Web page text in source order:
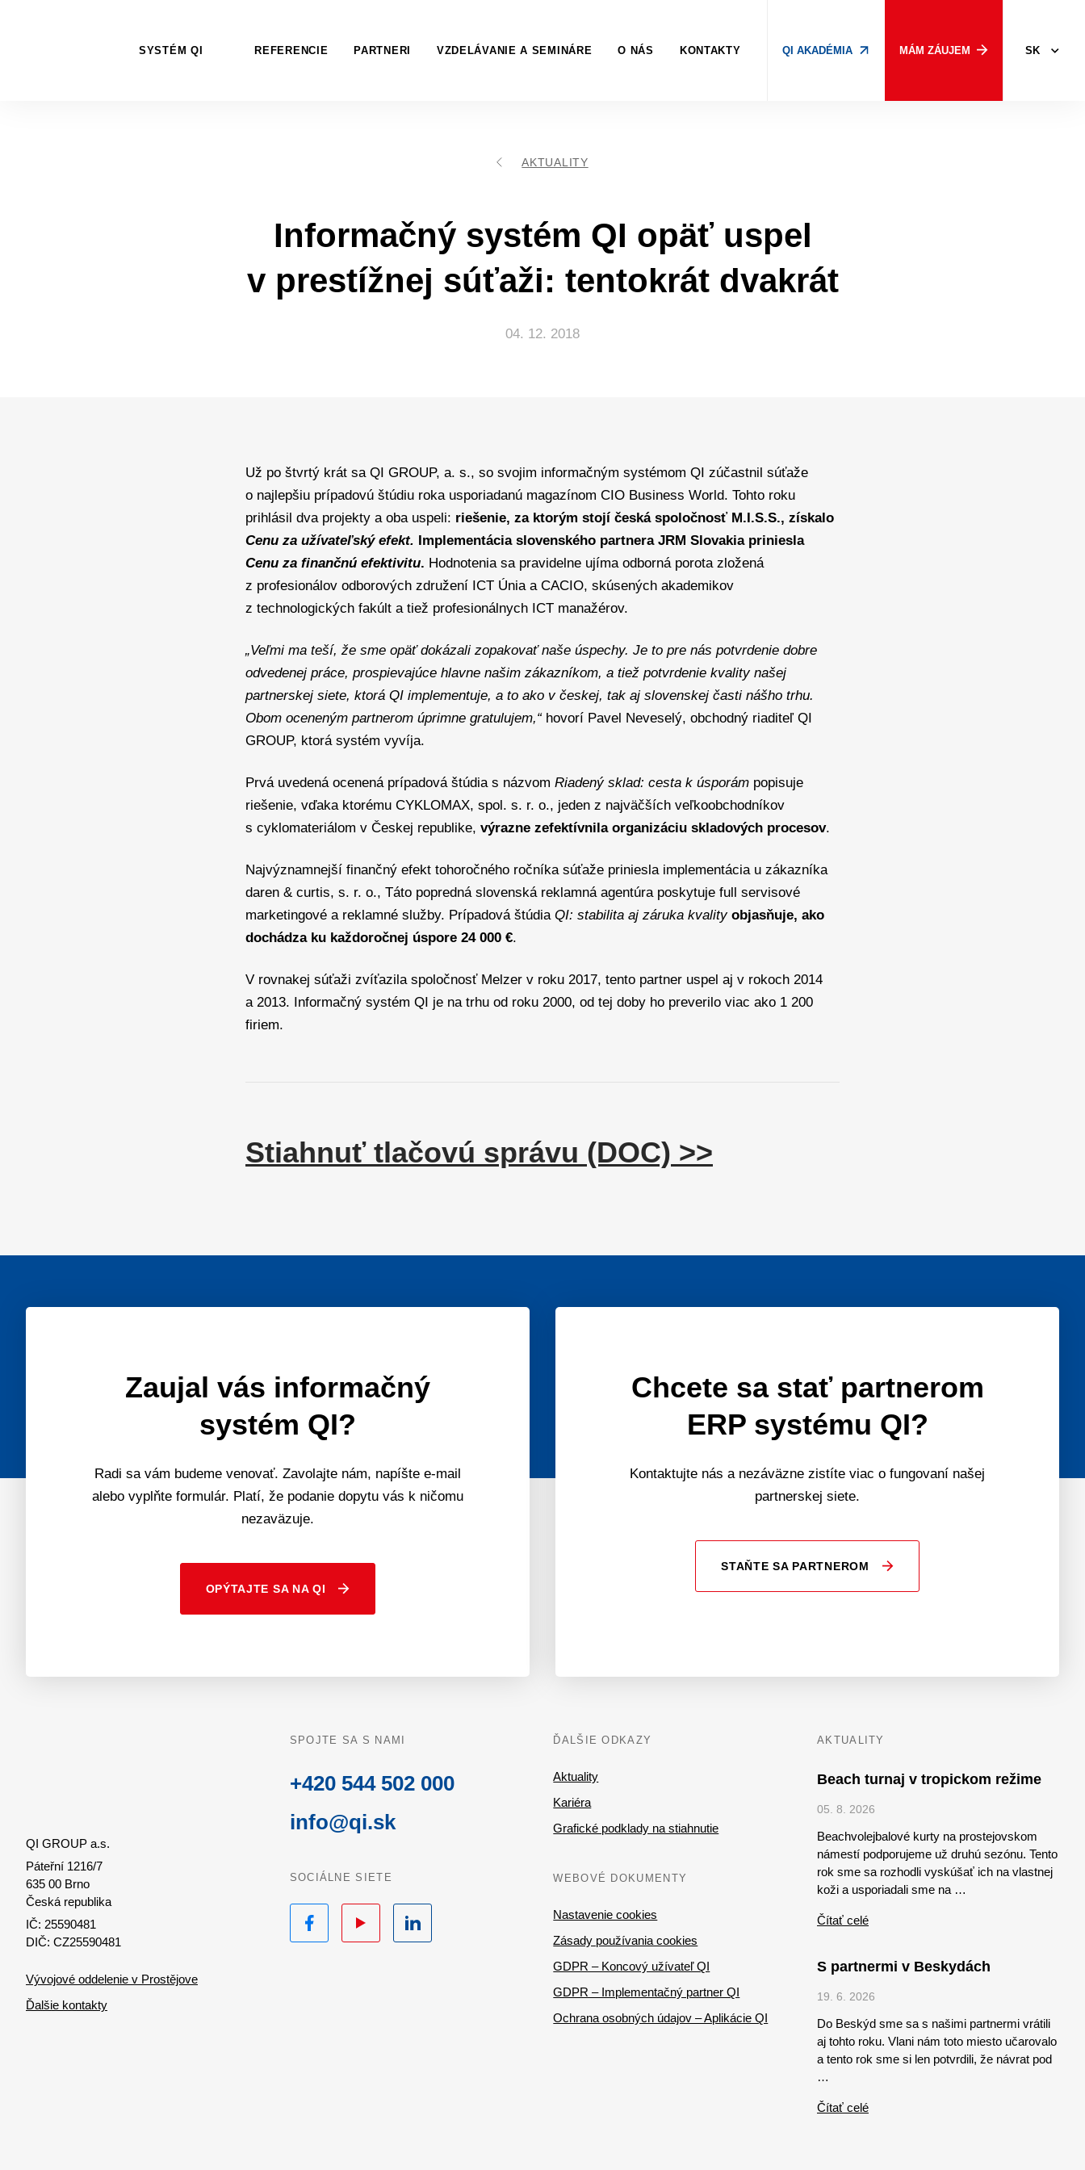
SYSTÉM QI REFERENCIE PARTNERI VZDELÁVANIE A SEMINÁRE O NÁS KONTAKTY QI AKADÉMIA MÁM ZÁUJEM SK
AKTUALITY
Informačný systém QI opäť uspel
v prestížnej súťaži: tentokrát dvakrát
04. 12. 2018
Už po štvrtý krát sa QI GROUP, a. s., so svojim informačným systémom QI zúčastnil súťaže
o najlepšiu prípadovú štúdiu roka usporiadanú magazínom CIO Business World. Tohto roku
prihlásil dva projekty a oba uspeli: riešenie, za ktorým stojí česká spoločnosť M.I.S.S., získalo
Cenu za užívateľský efekt. Implementácia slovenského partnera JRM Slovakia priniesla
Cenu za finančnú efektivitu. Hodnotenia sa pravidelne ujíma odborná porota zložená
z profesionálov odborových združení ICT Únia a CACIO, skúsených akademikov
z technologických fakúlt a tiež profesionálnych ICT manažérov.
„Veľmi ma teší, že sme opäť dokázali zopakovať naše úspechy. Je to pre nás potvrdenie dobre
odvedenej práce, prospievajúce hlavne našim zákazníkom, a tiež potvrdenie kvality našej
partnerskej siete, ktorá QI implementuje, a to ako v českej, tak aj slovenskej časti nášho trhu.
Obom oceneným partnerom úprimne gratulujem,“ hovorí Pavel Neveselý, obchodný riaditeľ QI
GROUP, ktorá systém vyvíja.
Prvá uvedená ocenená prípadová štúdia s názvom Riadený sklad: cesta k úsporám popisuje
riešenie, vďaka ktorému CYKLOMAX, spol. s. r. o., jeden z najväčších veľkoobchodníkov
s cyklomateriálom v Českej republike, výrazne zefektívnila organizáciu skladových procesov.
Najvýznamnejší finančný efekt tohoročného ročníka súťaže priniesla implementácia u zákazníka
daren & curtis, s. r. o., Táto popredná slovenská reklamná agentúra poskytuje full servisové
marketingové a reklamné služby. Prípadová štúdia QI: stabilita aj záruka kvality objasňuje, ako
dochádza ku každoročnej úspore 24 000 €.
V rovnakej súťaži zvíťazila spoločnosť Melzer v roku 2017, tento partner uspel aj v rokoch 2014
a 2013. Informačný systém QI je na trhu od roku 2000, od tej doby ho preverilo viac ako 1 200
firiem.
Stiahnuť tlačovú správu (DOC) >>
Zaujal vás informačný
systém QI?
Radi sa vám budeme venovať. Zavolajte nám, napíšte e-mail
alebo vyplňte formulár. Platí, že podanie dopytu vás k ničomu
nezaväzuje.
OPÝTAJTE SA NA QI
Chcete sa stať partnerom
ERP systému QI?
Kontaktujte nás a nezáväzne zistíte viac o fungovaní našej
partnerskej siete.
STAŇTE SA PARTNEROM
QI GROUP a.s.
Páteřní 1216/7
635 00 Brno
Česká republika
IČ: 25590481
DIČ: CZ25590481
Vývojové oddelenie v Prostějove
Ďalšie kontakty
SPOJTE SA S NAMI
+420 544 502 000
info@qi.sk
SOCIÁLNE SIETE
Facebook LinkedIn
ĎALŠIE ODKAZY
Aktuality
Kariéra
Grafické podklady na stiahnutie
WEBOVÉ DOKUMENTY
Nastavenie cookies
Zásady používania cookies
GDPR – Koncový užívateľ QI
GDPR – Implementačný partner QI
Ochrana osobných údajov – Aplikácie QI
AKTUALITY
Beach turnaj v tropickom režime
05. 8. 2026
Beachvolejbalové kurty na prostejovskom
námestí podporujeme už druhú sezónu. Tento
rok sme sa rozhodli vyskúšať ich na vlastnej
koži a usporiadali sme na …
Čítať celé
S partnermi v Beskydách
19. 6. 2026
Do Beskýd sme sa s našimi partnermi vrátili
aj tohto roku. Vlani nám toto miesto učarovalo
a tento rok sme si len potvrdili, že návrat pod
…
Čítať celé